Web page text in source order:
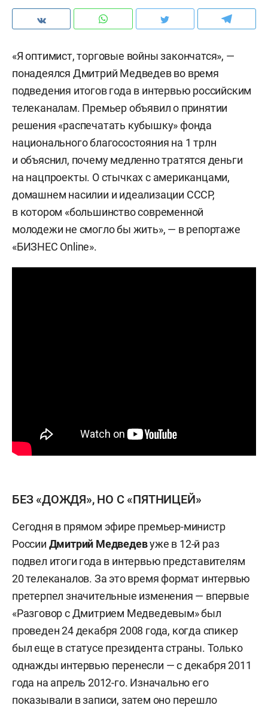
«Я оптимист, торговые войны закончатся», —
понадеялся Дмитрий Медведев во время
подведения итогов года в интервью российским
телеканалам. Премьер объявил о принятии
решения «распечатать кубышку» фонда
национального благосостояния на 1 трлн
и объяснил, почему медленно тратятся деньги
на нацпроекты. О стычках с американцами,
домашнем насилии и идеализации СССР,
в котором «большинство современной
молодежи не смогло бы жить», — в репортаже
«БИЗНЕС Online».
БЕЗ «ДОЖДЯ», НО С «ПЯТНИЦЕЙ»
Сегодня в прямом эфире премьер-министр
России Дмитрий Медведевуже в 12-й раз
подвел итоги года в интервью представителям
20 телеканалов. За это время формат интервью
претерпел значительные изменения — впервые
«Разговор с Дмитрием Медведевым» был
проведен 24 декабря 2008 года, когда спикер
был еще в статусе президента страны. Только
однажды интервью перенесли — с декабря 2011
года на апрель 2012-го. Изначально его
показывали в записи, затем оно перешло